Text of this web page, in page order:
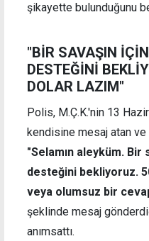
şikayette bulunduğunu
"BİR SAVAŞIN
DESTEĞİNİ
DOLAR LAZIM"
Polis, M.Ç.K.'nin 13
kendisine mesaj atan ve
"Selamın aleyküm. Bir
desteğini bekliyoruz.
veya olumsuz bir
şeklinde mesaj
anımsattı.